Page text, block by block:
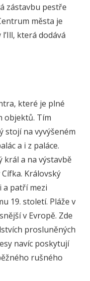
zástavbu pestře
města je
která dodává
které je plné
objektů. Tím
stojí na vyvýšeném
a i z paláce.
král a na výstavbě
Královský
a patří mezi
19. století. Pláže v
v Evropě. Zde
prosluněných
navíc poskytují
rušného